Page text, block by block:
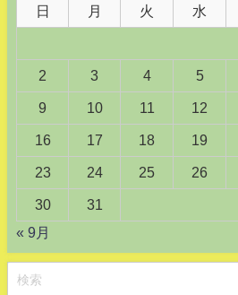
日 月 火 水
2 3 4 5
9 10 11 12
16 17 18 19
23 24 25 26
30
31
« 9月